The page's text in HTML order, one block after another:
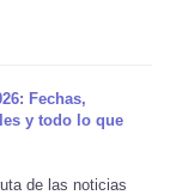
Fechas,
y todo lo que
de las noticias